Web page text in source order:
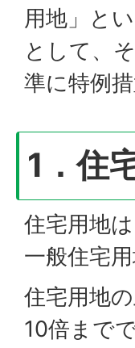
用地」と
として、
準に特例
1．住
住宅用地
一般住宅
住宅用地
10倍までで